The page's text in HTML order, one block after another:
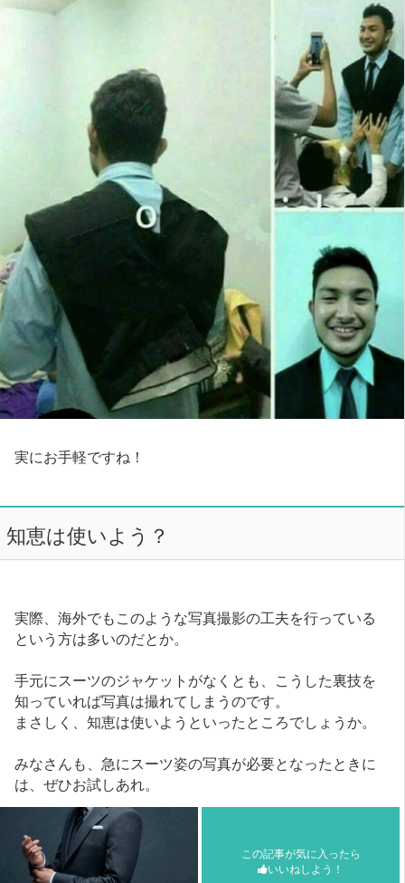
実にお手軽ですね！
知恵は使いよう？
実際、海外でもこのような写真撮影の工夫を行っている
という方は多いのだとか。
手元にスーツのジャケットがなくとも、こうした裏技を
知っていれば写真は撮れてしまうのです。
まさしく、知恵は使いようといったところでしょうか。
みなさんも、急にスーツ姿の写真が必要となったときに
は、ぜひお試しあれ。
この記事が気に入ったら
いいねしよう！